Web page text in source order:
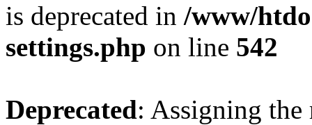
is deprecated in /www/
settings.php on line 542
Deprecated: Assigning the